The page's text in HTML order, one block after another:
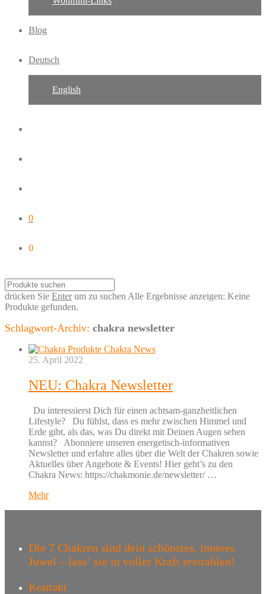
Blog
Deutsch
English
0
0
drücken Sie Enterum zu suchen Alle Ergebnisse anzeigen: Keine
Produkte gefunden.
Schlagwort-Archiv: chakra newsletter
25. April 2022
NEU: Chakra Newsletter
Du interessierst Dich für einen achtsam-ganzheitlichen
Lifestyle? Du fühlst, dass es mehr zwischen Himmel und
Erde gibt, als das, was Du direkt mit Deinen Augen sehen
kannst? Abonniere unseren energetisch-informativen
Newsletter und erfahre alles über die Welt der Chakren sowie
Aktuelles über Angebote & Events! Hier geht’s zu den
Chakra News: https://chakmonie.de/newsletter/ …
Mehr
Die 7 Chakren sind dein schönstes, inneres
Juwel – lass‘ sie in voller Kraft erstrahlen!
Kontakt